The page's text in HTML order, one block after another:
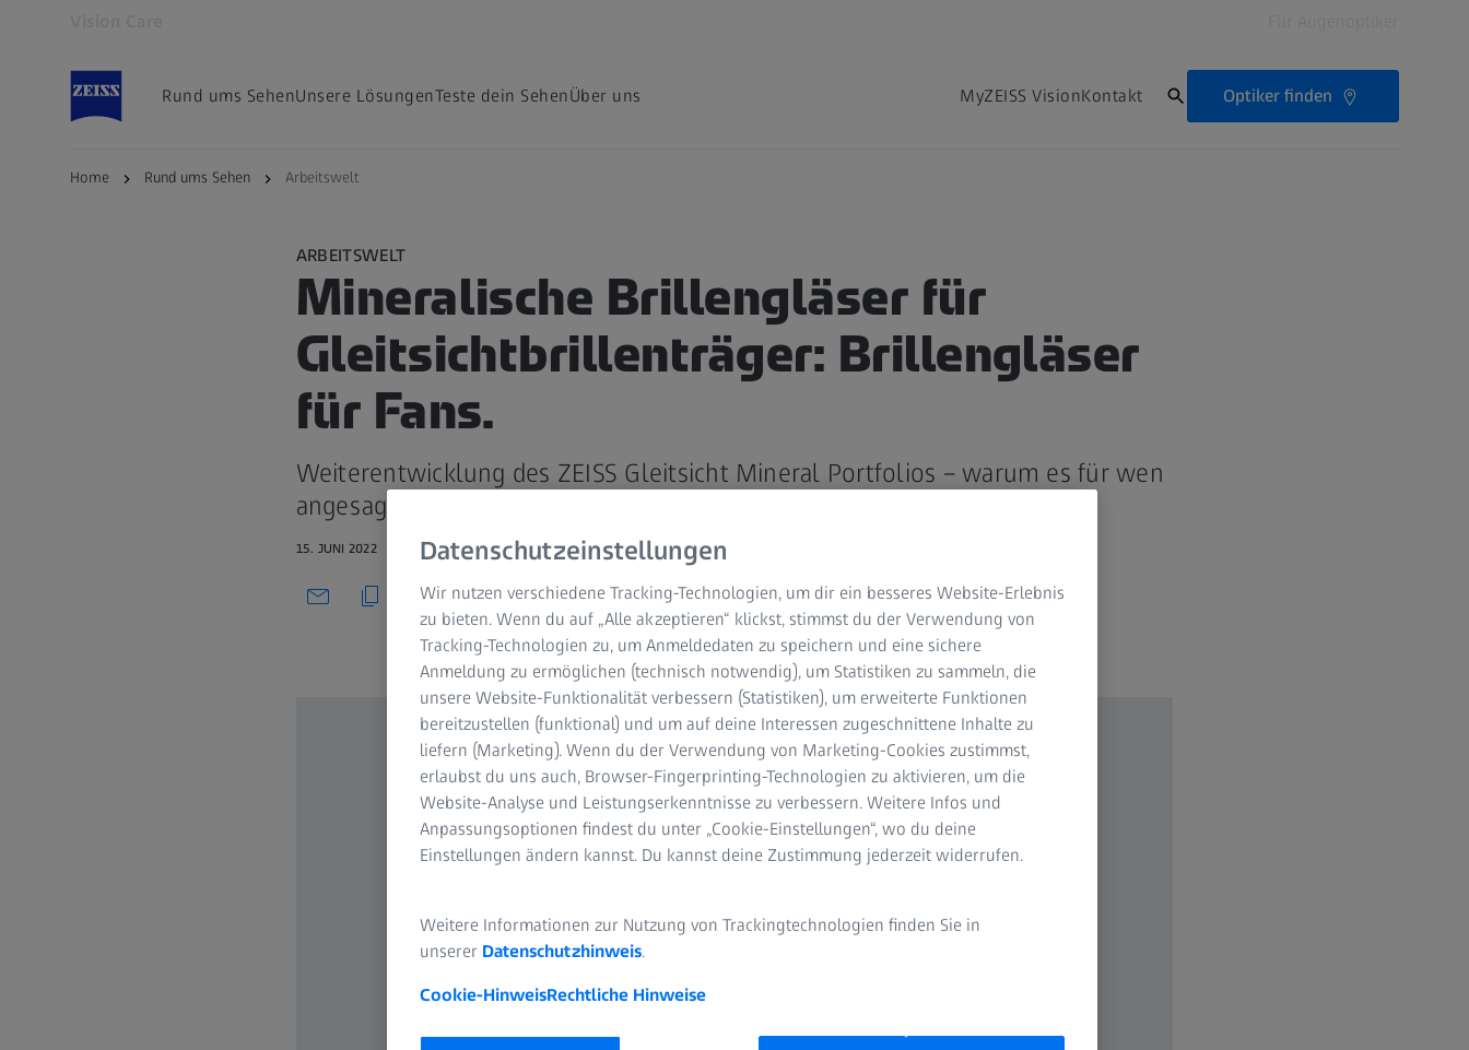
Rund ums SehenUnsere LösungenTeste dein SehenÜber uns MyZEISS VisionKontakt Optiker finden
Home Rund ums Sehen Arbeitswelt
ARBEITSWELT
Mineralische Brillengläser für
Gleitsichtbrillenträger: Brillengläser
für Fans.
Weiterentwicklung des ZEISS Gleitsicht Mineral Portfolios – warum es für wen
angesagt ist.
15. JUNI 2022 Datenschutzeinstellungen
Wir nutzen verschiedene Tracking-Technologien, um dir ein besseres Website-Erlebnis
zu bieten. Wenn du auf „Alle akzeptieren“ klickst, stimmst du der Verwendung von
Tracking-Technologien zu, um Anmeldedaten zu speichern und eine sichere
Anmeldung zu ermöglichen (technisch notwendig), um Statistiken zu sammeln, die
unsere Website-Funktionalität verbessern (Statistiken), um erweiterte Funktionen
bereitzustellen (funktional) und um auf deine Interessen zugeschnittene Inhalte zu
liefern (Marketing). Wenn du der Verwendung von Marketing-Cookies zustimmst,
erlaubst du uns auch, Browser-Fingerprinting-Technologien zu aktivieren, um die
Website-Analyse und Leistungserkenntnisse zu verbessern. Weitere Infos und
Anpassungsoptionen findest du unter „Cookie-Einstellungen“, wo du deine
Einstellungen ändern kannst. Du kannst deine Zustimmung jederzeit widerrufen.
Weitere Informationen zur Nutzung von Trackingtechnologien finden Sie in
unserer Datenschutzhinweis.
Cookie-HinweisRechtliche Hinweise